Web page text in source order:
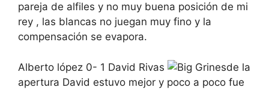
pareja de alfiles y no muy buena posición de mi
rey , las blancas no juegan muy fino y la
compensación se evapora.
Alberto lópez 0- 1 David Rivas
esde la
apertura David estuvo mejor y poco a poco fue